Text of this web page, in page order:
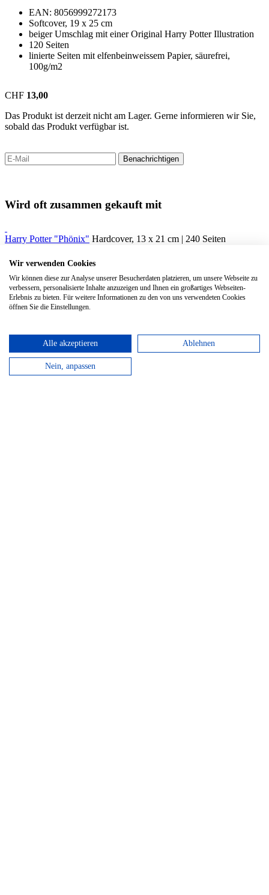
EAN: 8056999272173
Softcover, 19 x 25 cm
beiger Umschlag mit einer Original Harry Potter Illustration
120 Seiten
linierte Seiten mit elfenbeinweissem Papier, säurefrei,
100g/m2
CHF 13,00
Das Produkt ist derzeit nicht am Lager. Gerne informieren wir Sie,
sobald das Produkt verfügbar ist.
Benachrichtigen
Wird oft zusammen gekauft mit
Harry Potter "Phönix" Hardcover, 13 x 21 cm | 240 Seiten
Colouring Cahier XL Ruled Kraft 2er Set
Harry Potter Expecto Patronum Large RuledHardcover 13 x 21 cm
| 176 Seiten
Wir verwenden Cookies
Wir können diese zur Analyse unserer Besucherdaten platzieren, um unsere Webseite zu
verbessern, personalisierte Inhalte anzuzeigen und Ihnen ein großartiges Webseiten-
Erlebnis zu bieten. Für weitere Informationen zu den von uns verwendeten Cookies
öffnen Sie die Einstellungen.
Alle akzeptieren Ablehnen
Nein, anpassen